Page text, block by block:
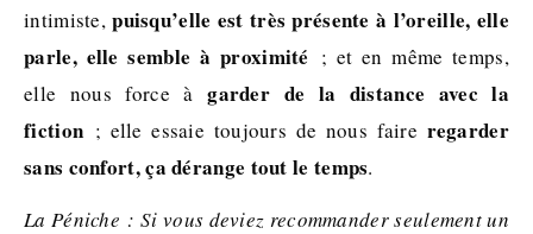
intimiste,puisqu’elle est très présente à l’oreille, elle
parle, elle semble à proximité ; et en même temps,
elle nous force àgarder de la distance avec la
fiction ; elle essaie toujours de nous faire regarder
sans confort, ça dérange tout le temps.
La Péniche : Si vous deviez recommander seulement un